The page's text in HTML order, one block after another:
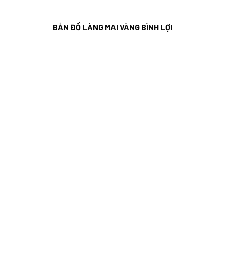
BẢN ĐỒ LÀNG MAI VÀNG BÌNH LỢI